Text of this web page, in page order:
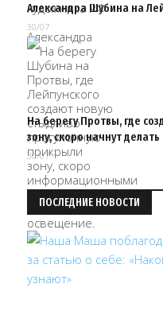
Александра Шубина на
30/07
На берегу Протвы, где
зону, скоро начнут
30/07
ПОСЛЕДНИЕ НОВОСТИ